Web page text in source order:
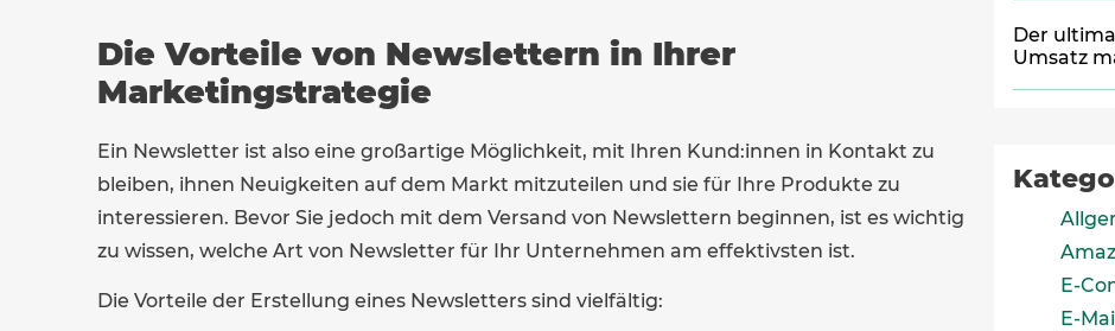
Die Vorteile von Newslettern in Ihrer
Marketingstrategie
Ein Newsletter ist also eine großartige Möglichkeit, mit Ihren Kund:innen in Kontakt zu
bleiben, ihnen Neuigkeiten auf dem Markt mitzuteilen und sie für Ihre Produkte zu
interessieren. Bevor Sie jedoch mit dem Versand von Newslettern beginnen, ist es wichtig
zu wissen, welche Art von Newsletter für Ihr Unternehmen am effektivsten ist.
Die Vorteile der Erstellung eines Newsletters sind vielfältig:
Der
Umsatz
E-
E-